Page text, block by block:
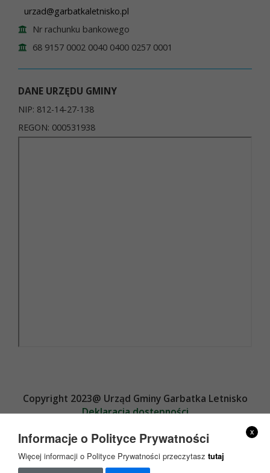
urzad@garbatkaletnisko.pl
Nr rachunku bankowego
68 9157 0002 0040 0400 0257 0001
DANE URZĘDU GMINY
NIP: 812-14-27-138
REGON: 000531938
Copyright 2023@ Urząd Gminy Garbatka Letnisko
Deklaracja dostępności
x
Informacje o Polityce Prywatności
Więcej informacji o Polityce Prywatności przeczytasz tutaj